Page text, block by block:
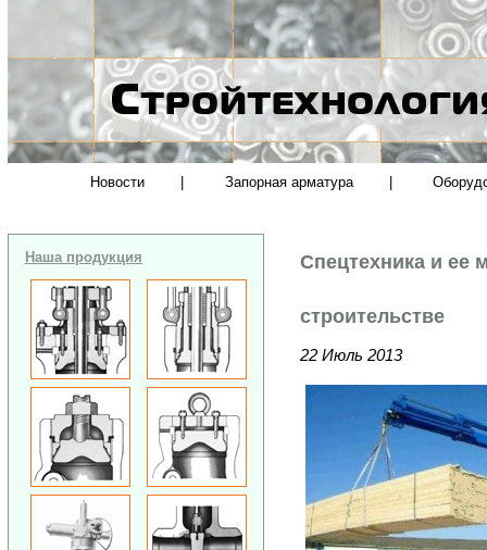
Новости Запорная арматура
Наша продукция Спецтехника и ее
строительстве
22 Июль 2013